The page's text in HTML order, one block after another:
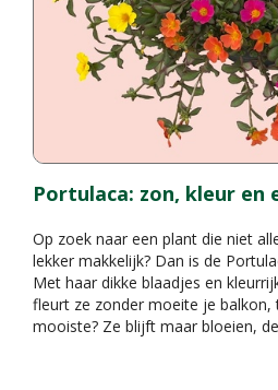
Portulaca: zon, kleur en
Op zoek naar een plant die niet
lekker makkelijk? Dan is de
Met haar dikke blaadjes en
fleurt ze zonder moeite je balkon,
mooiste? Ze blijft maar bloeien,